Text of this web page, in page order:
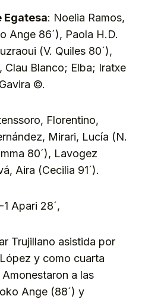
Egatesa: Noelia Ramos,
Ange 86´), Paola H.D.
(V. Quiles 80´),
Clau Blanco; Elba; Iratxe
©.
Florentino,
Mirari, Lucía (N.
80´), Lavogez
Aira (Cecilia 91´).
1 Apari 28´,
Trujillano asistida por
y como cuarta
a las
Ange (88´) y